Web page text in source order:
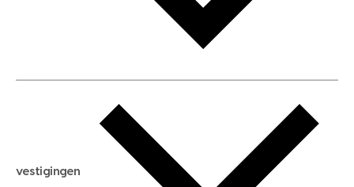
aankoopadvies
verkoopadvies
hypotheekadvies
hypotheek berekenen
maximale hypotheek berekenen
hypotheek bespaarcheck
vestigingen